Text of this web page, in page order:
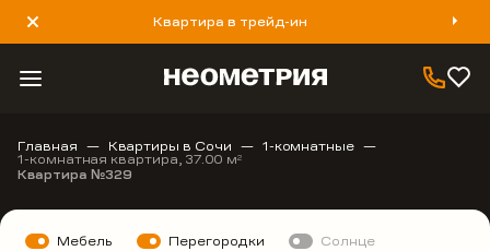
Квартира в трейд-ин
8 800 777 40 93
Главная Квартиры в Сочи 1-комнатные
1-комнатная квартира, 37.00 м2
Квартира №329
Мебель Перегородки Солнце